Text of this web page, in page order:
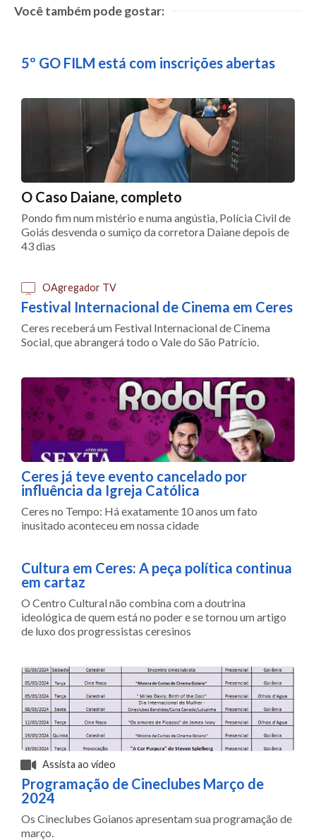
Você também pode gostar:
5º GO FILM está com inscrições abertas
O Caso Daiane, completo
Pondo fim num mistério e numa angústia, Polícia Civil de
Goiás desvenda o sumiço da corretora Daiane depois de
43 dias
OAgregador TV
Festival Internacional de Cinema em Ceres
Ceres receberá um Festival Internacional de Cinema
Social, que abrangerá todo o Vale do São Patrício.
Ceres já teve evento cancelado por
influência da Igreja Católica
Ceres no Tempo: Há exatamente 10 anos um fato
inusitado aconteceu em nossa cidade
Cultura em Ceres: A peça política continua
em cartaz
O Centro Cultural não combina com a doutrina
ideológica de quem está no poder e se tornou um artigo
de luxo dos progressistas ceresinos
Assista ao vídeo
Programação de Cineclubes Março de
2024
Os Cineclubes Goianos apresentam sua programação de
março.